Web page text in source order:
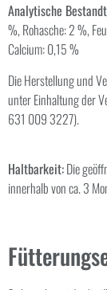
Analytische
%, Rohasche: 2 %,
Calcium: 0,15 %
Die Herstellung und
unter Einhaltung der
631 009 3227).
Haltbarkeit:Die
innerhalb von ca. 3